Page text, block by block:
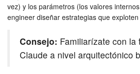
vez) y los parámetros (los valores
engineer diseñar estrategias que
Consejo: Familiarízate con
Claude a nivel arquitectónico